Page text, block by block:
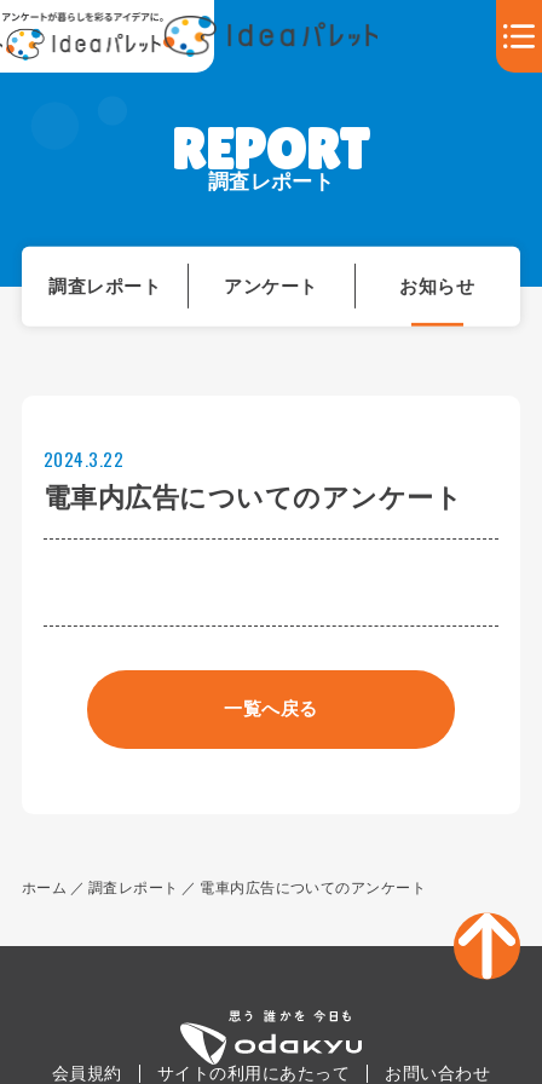
調査レポート
調査レポート アンケート お知らせ
電車内広告についてのアンケート
2024.3.22
一覧へ戻る
ホーム 調査レポート 電車内広告についてのアンケート
会員規約 サイトの利用にあたって お問い合わせ